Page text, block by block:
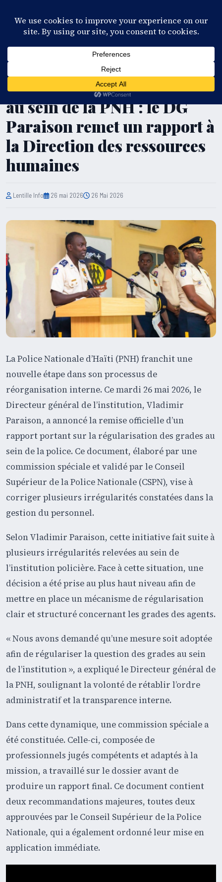
Régularisation des grades
au sein de la PNH : le DG
Paraison remet un rapport à
la Direction des ressources
humaines
Lentille Info 26 mai 2026 26 Mai 2026
La Police Nationale d’Haïti (PNH) franchit une
nouvelle étape dans son processus de
réorganisation interne. Ce mardi 26 mai 2026, le
Directeur général de l’institution, Vladimir
Paraison, a annoncé la remise officielle d’un
rapport portant sur la régularisation des grades au
sein de la police. Ce document, élaboré par une
commission spéciale et validé par le Conseil
Supérieur de la Police Nationale (CSPN), vise à
corriger plusieurs irrégularités constatées dans la
gestion du personnel.
Selon Vladimir Paraison, cette initiative fait suite à
plusieurs irrégularités relevées au sein de
l’institution policière. Face à cette situation, une
décision a été prise au plus haut niveau afin de
mettre en place un mécanisme de régularisation
clair et structuré concernant les grades des agents.
« Nous avons demandé qu’une mesure soit adoptée
afin de régulariser la question des grades au sein
de l’institution », a expliqué le Directeur général de
la PNH, soulignant la volonté de rétablir l’ordre
administratif et la transparence interne.
Dans cette dynamique, une commission spéciale a
été constituée. Celle-ci, composée de
professionnels jugés compétents et adaptés à la
mission, a travaillé sur le dossier avant de
produire un rapport final. Ce document contient
deux recommandations majeures, toutes deux
approuvées par le Conseil Supérieur de la Police
Nationale, qui a également ordonné leur mise en
application immédiate.